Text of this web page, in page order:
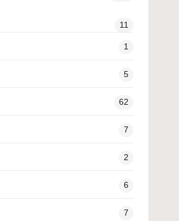
11
1
5
62
7
2
6
7